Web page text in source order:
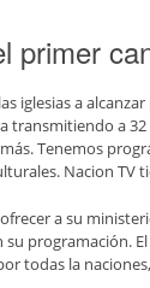
primer
iglesias a
transmitiendo a
más. Tenemos
Nacion TV
a su
programación.
todas la